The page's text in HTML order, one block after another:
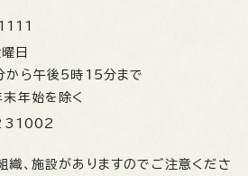
曜日
ら午後5時15分まで
末年始を除く
、施設がありますのでご注意くださ